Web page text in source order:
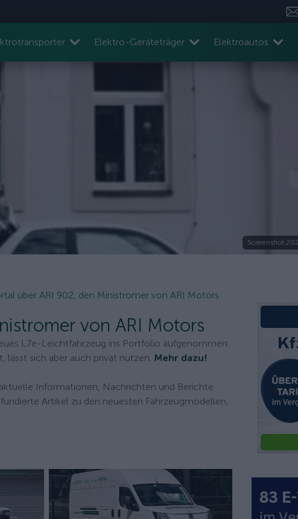
Elektro-Geräteträger Elektroautos
Screenshot
über ARI 902, den Ministromer von ARI Motors
von ARI Motors
L7e-Leichtfahrzeug ins Portfolio aufgenommen.
lässt sich aber auch privat nutzen. Mehr dazu!
Informationen, Nachrichten und Berichte
Artikel zu den neuesten Fahrzeugmodellen,